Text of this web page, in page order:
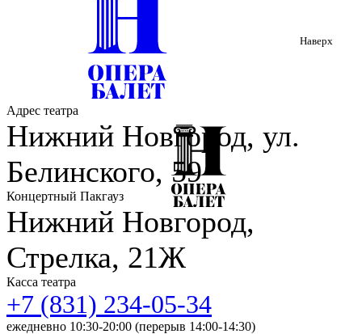
Наверх
Адрес театра
Нижний Новгород, ул.
Белинского, 59
Концертный Пакгауз
Нижний Новгород,
Стрелка, 21Ж
Касса театра
+7 (831) 234-05-34
ежедневно 10:30-20:00 (перерыв 14:00-14:30)